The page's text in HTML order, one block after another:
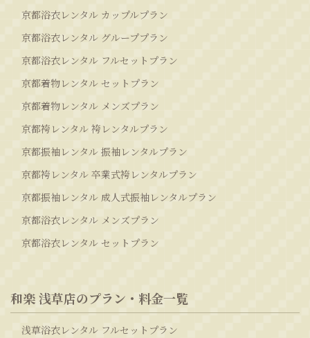
京都浴衣レンタル カップルプラン
京都浴衣レンタル グループプラン
京都浴衣レンタル フルセットプラン
京都着物レンタル セットプラン
京都着物レンタル メンズプラン
京都袴レンタル 袴レンタルプラン
京都振袖レンタル 振袖レンタルプラン
京都袴レンタル 卒業式袴レンタルプラン
京都振袖レンタル 成人式振袖レンタルプラン
京都浴衣レンタル メンズプラン
京都浴衣レンタル セットプラン
和楽 浅草店のプラン・料金一覧
浅草浴衣レンタル フルセットプラン